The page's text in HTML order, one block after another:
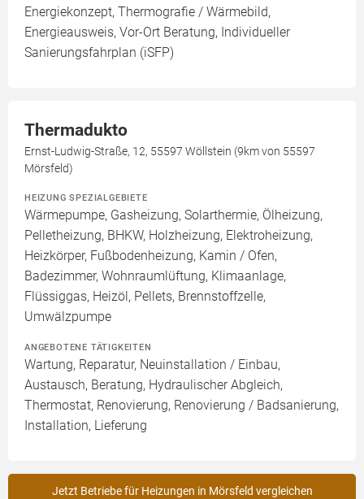
Energiekonzept, Thermografie / Wärmebild,
Energieausweis, Vor-Ort Beratung, Individueller
Sanierungsfahrplan (iSFP)
Thermadukto
Ernst-Ludwig-Straße, 12, 55597 Wöllstein (9km von 55597
Mörsfeld)
HEIZUNG SPEZIALGEBIETE
Wärmepumpe, Gasheizung, Solarthermie, Ölheizung,
Pelletheizung, BHKW, Holzheizung, Elektroheizung,
Heizkörper, Fußbodenheizung, Kamin / Ofen,
Badezimmer, Wohnraumlüftung, Klimaanlage,
Flüssiggas, Heizöl, Pellets, Brennstoffzelle,
Umwälzpumpe
ANGEBOTENE TÄTIGKEITEN
Wartung, Reparatur, Neuinstallation / Einbau,
Austausch, Beratung, Hydraulischer Abgleich,
Thermostat, Renovierung, Renovierung / Badsanierung,
Installation, Lieferung
Jetzt Betriebe für Heizungen in Mörsfeld vergleichen